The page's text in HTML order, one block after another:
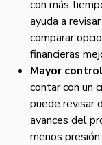
con más
ayuda a
comparar
financieras
Mayor
contar con un
puede revisar
avances del
menos